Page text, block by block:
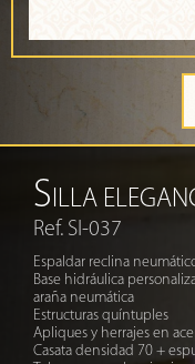
SILLA
Ref. SI-037
Espaldar reclina
Base hidráulica
araña neumática
Estructuras quíntuples
Apliques y herrajes en
Casata densidad 70 +